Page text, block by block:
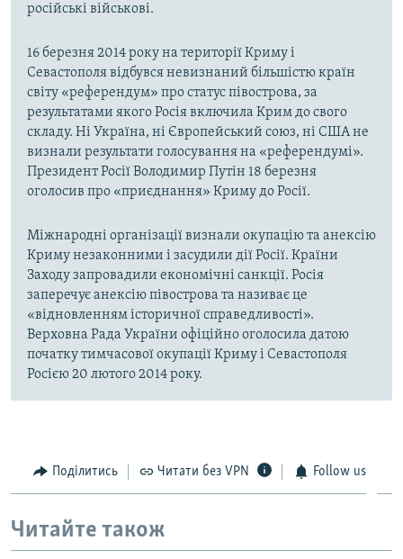
російські військові.
16 березня 2014 року на території Криму і
Севастополя відбувся невизнаний більшістю країн
світу «референдум» про статус півострова, за
результатами якого Росія включила Крим до свого
складу. Ні Україна, ні Європейський союз, ні США не
визнали результати голосування на «референдумі».
Президент Росії Володимир Путін 18 березня
оголосив про «приєднання» Криму до Росії.
Міжнародні організації визнали окупацію та анексію
Криму незаконними і засудили дії Росії. Країни
Заходу запровадили економічні санкції. Росія
заперечує анексію півострова та називає це
«відновленням історичної справедливості».
Верховна Рада України офіційно оголосила датою
початку тимчасової окупації Криму і Севастополя
Росією 20 лютого 2014 року.
Поділитись Читати без VPN Follow us
Читайте також